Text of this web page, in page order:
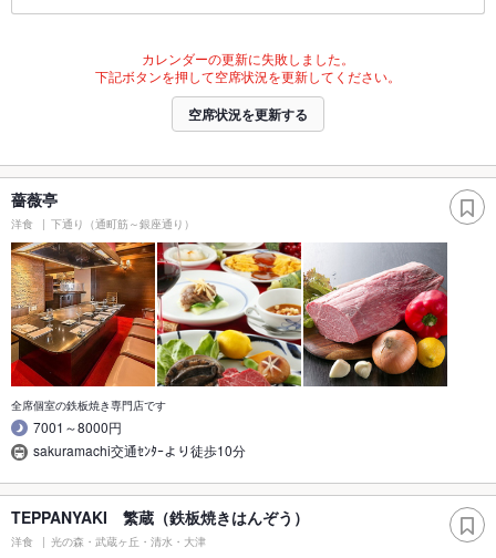
カレンダーの更新に失敗しました。
下記ボタンを押して空席状況を更新してください。
空席状況を更新する
薔薇亭
洋食 下通り（通町筋～銀座通り）
全席個室の鉄板焼き専門店です
7001～8000円
sakuramachi交通ｾﾝﾀｰより徒歩10分
TEPPANYAKI 繁蔵（鉄板焼きはんぞう）
洋食 光の森・武蔵ヶ丘・清水・大津